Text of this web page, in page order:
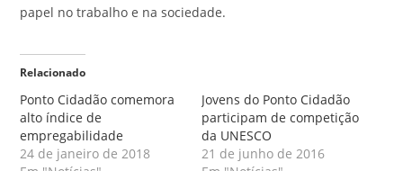
papel no trabalho e na sociedade.
Relacionado
Ponto Cidadão comemora
alto índice de
empregabilidade
24 de janeiro de 2018
Jovens do Ponto Cidadão
participam de competição
da UNESCO
21 de junho de 2016